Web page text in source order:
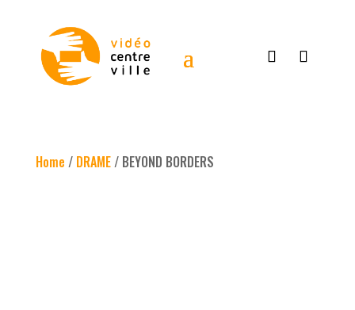
Home / DRAME/ BEYOND BORDERS